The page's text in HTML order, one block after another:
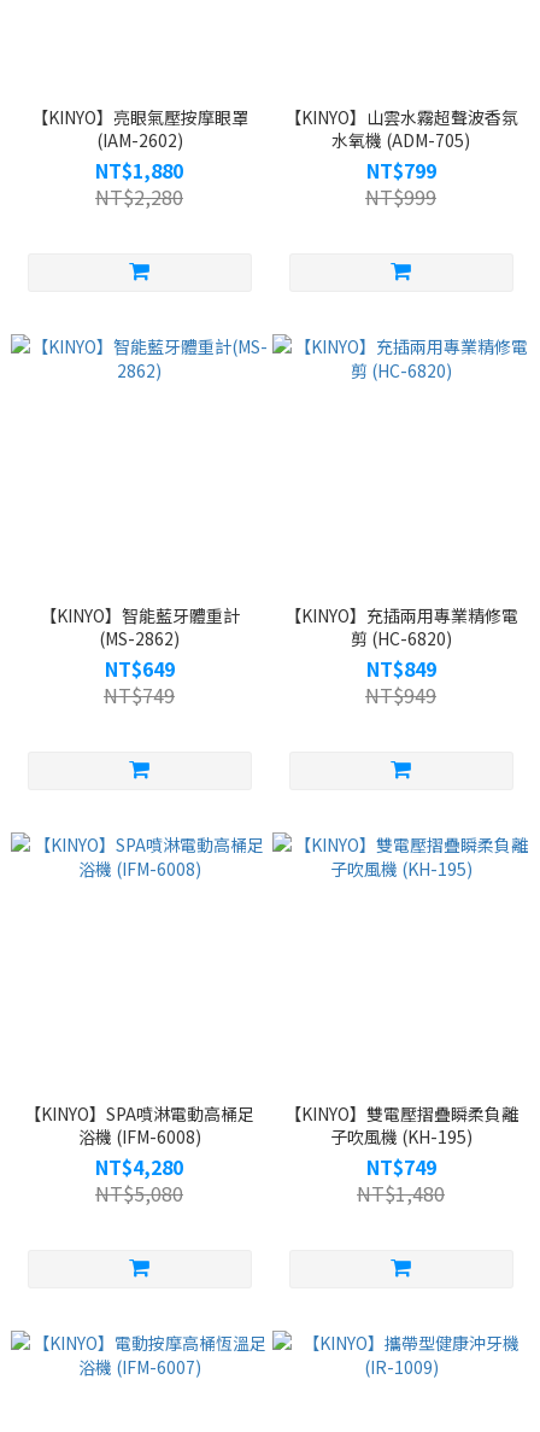
【KINYO】亮眼氣壓按摩眼罩
(IAM-2602)
NT$1,880
NT$2,280
【KINYO】山雲水霧超聲波香氛
水氧機 (ADM-705)
NT$799
NT$999
【KINYO】智能藍牙體重計
(MS-2862)
NT$649
NT$749
【KINYO】充插兩用專業精修電
剪 (HC-6820)
NT$849
NT$949
【KINYO】SPA噴淋電動高桶足
浴機 (IFM-6008)
NT$4,280
NT$5,080
【KINYO】雙電壓摺疊瞬柔負離
子吹風機 (KH-195)
NT$749
NT$1,480